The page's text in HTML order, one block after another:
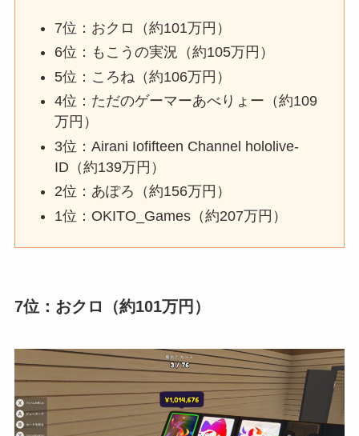
7位：おクロ（約101万円）
6位：もこうの実況（約105万円）
5位：ころね（約106万円）
4位：ただのゲーマーあべりょー（約109
万円）
3位：Airani Iofifteen Channel hololive-
ID（約139万円）
2位：あぽろ（約156万円）
1位：OKITO_Games（約207万円）
7位：おクロ（約101万円）